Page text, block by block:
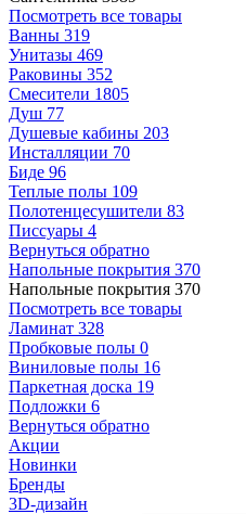
Посмотреть все товары
Ванны 319
Унитазы 469
Раковины 352
Смесители 1805
Душ 77
Душевые кабины 203
Инсталляции 70
Биде 96
Теплые полы 109
Полотенцесушители 83
Писсуары 4
Вернуться обратно
Напольные покрытия 370
Напольные покрытия 370
Посмотреть все товары
Ламинат 328
Пробковые полы 0
Виниловые полы 16
Паркетная доска 19
Подложки 6
Вернуться обратно
Акции
Новинки
Бренды
3D-дизайн